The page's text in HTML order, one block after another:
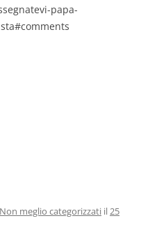
papa-
Non meglio categorizzati il25